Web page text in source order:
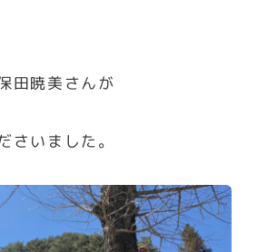
田暁美さんが
さいました。